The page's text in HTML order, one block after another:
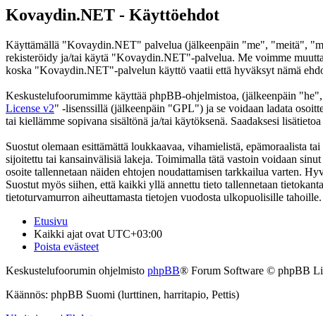
Kovaydin.NET - Käyttöehdot
Käyttämällä "Kovaydin.NET" palvelua (jälkeenpäin "me", "meitä",
rekisteröidy ja/tai käytä "Kovaydin.NET"-palvelua. Me voimme
koska "Kovaydin.NET"-palvelun käyttö vaatii että hyväksyt nämä
Keskustelufoorumimme käyttää phpBB-ohjelmistoa, (jälkeenpäin
License v2" -lisenssillä (jälkeenpäin "GPL") ja se voidaan ladata
tai kiellämme sopivana sisältönä ja/tai käytöksenä. Saadaksesi
Suostut olemaan esittämättä loukkaavaa, vihamielistä, epämoraalista
sijoitettu tai kansainvälisiä lakeja. Toimimalla tätä vastoin voidaan
osoite tallennetaan näiden ehtojen noudattamisen tarkkailua varten.
Suostut myös siihen, että kaikki yllä annettu tieto tallennetaan
tietoturvamurron aiheuttamasta tietojen vuodosta ulkopuolisille tahoille.
Etusivu
Kaikki ajat ovat UTC+03:00
Poista evästeet
Keskustelufoorumin ohjelmisto phpBB® Forum Software © phpBB
Käännös: phpBB Suomi (lurttinen, harritapio, Pettis)